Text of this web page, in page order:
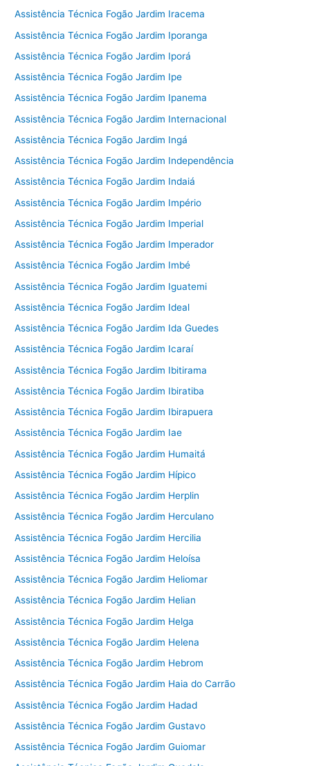
Assistência Técnica Fogão Jardim Iracema
Assistência Técnica Fogão Jardim Iporanga
Assistência Técnica Fogão Jardim Iporá
Assistência Técnica Fogão Jardim Ipe
Assistência Técnica Fogão Jardim Ipanema
Assistência Técnica Fogão Jardim Internacional
Assistência Técnica Fogão Jardim Ingá
Assistência Técnica Fogão Jardim Independência
Assistência Técnica Fogão Jardim Indaiá
Assistência Técnica Fogão Jardim Império
Assistência Técnica Fogão Jardim Imperial
Assistência Técnica Fogão Jardim Imperador
Assistência Técnica Fogão Jardim Imbé
Assistência Técnica Fogão Jardim Iguatemi
Assistência Técnica Fogão Jardim Ideal
Assistência Técnica Fogão Jardim Ida Guedes
Assistência Técnica Fogão Jardim Icaraí
Assistência Técnica Fogão Jardim Ibitirama
Assistência Técnica Fogão Jardim Ibiratiba
Assistência Técnica Fogão Jardim Ibirapuera
Assistência Técnica Fogão Jardim Iae
Assistência Técnica Fogão Jardim Humaitá
Assistência Técnica Fogão Jardim Hípico
Assistência Técnica Fogão Jardim Herplin
Assistência Técnica Fogão Jardim Herculano
Assistência Técnica Fogão Jardim Hercilia
Assistência Técnica Fogão Jardim Heloísa
Assistência Técnica Fogão Jardim Heliomar
Assistência Técnica Fogão Jardim Helian
Assistência Técnica Fogão Jardim Helga
Assistência Técnica Fogão Jardim Helena
Assistência Técnica Fogão Jardim Hebrom
Assistência Técnica Fogão Jardim Haia do Carrão
Assistência Técnica Fogão Jardim Hadad
Assistência Técnica Fogão Jardim Gustavo
Assistência Técnica Fogão Jardim Guiomar